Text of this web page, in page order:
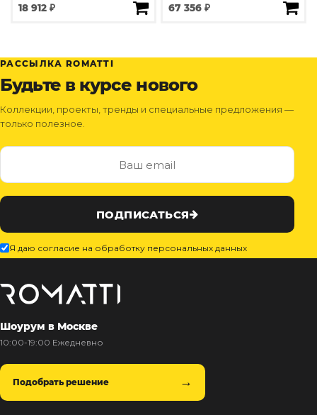
18 912 ₽ 67 356 ₽
РАССЫЛКА ROMATTI
Будьте в курсе нового
Коллекции, проекты, тренды и специальные предложения —
только полезное.
ПОДПИСАТЬСЯ
Я даю согласие на обработку персональных данных
Шоурум в Москве
10:00-19:00 Ежедневно
Подобрать решение